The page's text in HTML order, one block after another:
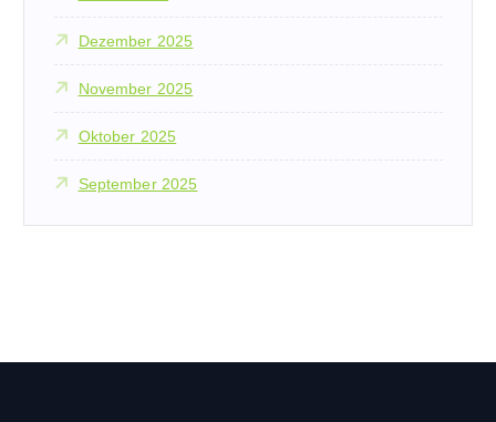
Dezember 2025
November 2025
Oktober 2025
September 2025